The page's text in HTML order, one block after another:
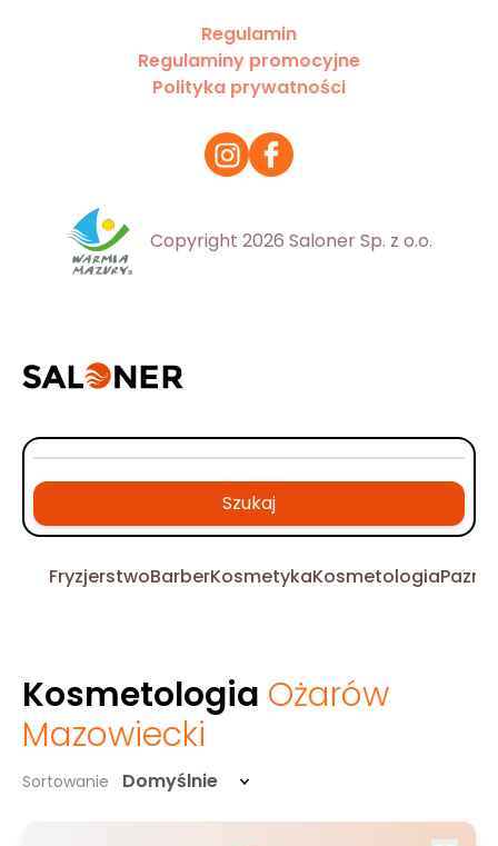
Regulamin
Regulaminy promocyjne
Polityka prywatności
Copyright 2026 Saloner Sp. z o.o.
Szukaj
FryzjerstwoBarberKosmetykaKosmetologia
Kosmetologia Ożarów
Mazowiecki
Sortowanie Domyślnie